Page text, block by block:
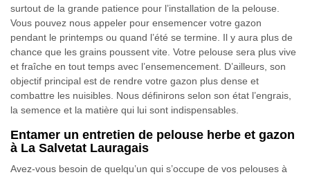
surtout de la grande patience pour l’installation de la pelouse.
Vous pouvez nous appeler pour ensemencer votre gazon
pendant le printemps ou quand l’été se termine. Il y aura plus de
chance que les grains poussent vite. Votre pelouse sera plus vive
et fraîche en tout temps avec l’ensemencement. D’ailleurs, son
objectif principal est de rendre votre gazon plus dense et
combattre les nuisibles. Nous définirons selon son état l’engrais,
la semence et la matière qui lui sont indispensables.
Entamer un entretien de pelouse herbe et gazon
à La Salvetat Lauragais
Avez-vous besoin de quelqu’un qui s’occupe de vos pelouses à